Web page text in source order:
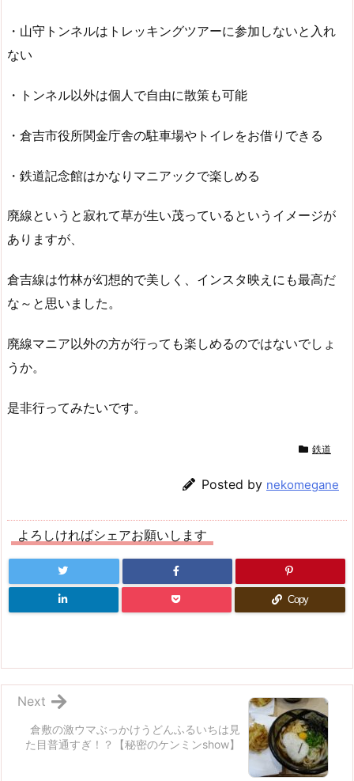
・山守トンネルはトレッキングツアーに参加しないと入れ
ない
・トンネル以外は個人で自由に散策も可能
・倉吉市役所関金庁舎の駐車場やトイレをお借りできる
・鉄道記念館はかなりマニアックで楽しめる
廃線というと寂れて草が生い茂っているというイメージが
ありますが、
倉吉線は竹林が幻想的で美しく、インスタ映えにも最高だ
な～と思いました。
廃線マニア以外の方が行っても楽しめるのではないでしょ
うか。
是非行ってみたいです。
鉄道
Posted by nekomegane
よろしければシェアお願いします
Copy
倉敷の激ウマぶっかけうどんふるいちは見
た目普通すぎ！？【秘密のケンミンshow】
Next